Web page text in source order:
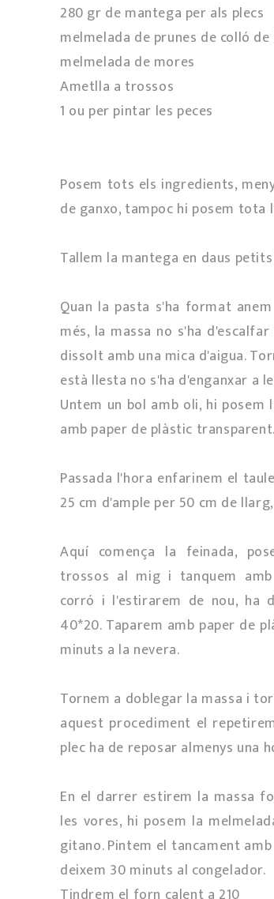
280 gr de mantega per als plecs
melmelada de prunes de colló
melmelada de mores
Ametlla a trossos
1 ou per pintar les peces
Posem tots els ingredients,
de ganxo, tampoc hi posem tota
Tallem la mantega en daus
Quan la pasta s'ha format
més, la massa no s'ha
dissolt amb una mica d'aigua.
està llesta no s'ha d'enganxar a
Untem un bol amb oli, hi
amb paper de plàstic transparent.
Passada l'hora enfarinem el
25 cm d'ample per 50 cm de
Aquí comença la feinada,
trossos al mig i tanquem
corró i l'estirarem de nou, ha
40*20. Taparem amb paper de
minuts a la nevera.
Tornem a doblegar la massa i
aquest procediment el
plec ha de reposar almenys una
En el darrer estirem la massa
les vores, hi posem la
gitano. Pintem el tancament
deixem 30 minuts al congelador.